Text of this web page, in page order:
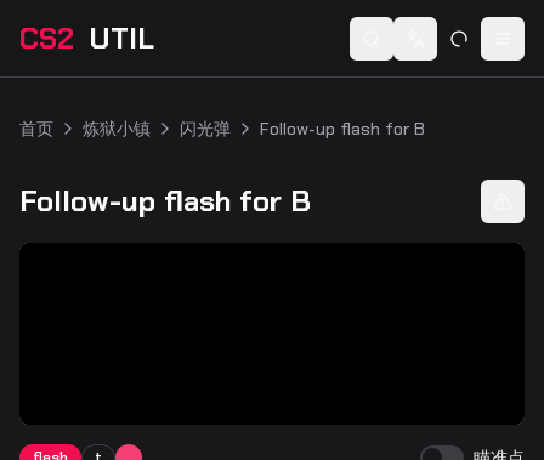
CS2 UTIL Switch language
首页 炼狱小镇 闪光弹 Follow-up flash for B
Follow-up flash for B